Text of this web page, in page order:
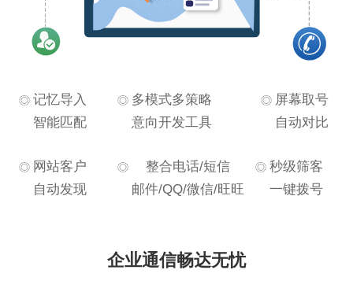
记忆导入
智能匹配
多模式多策略
意向开发工具
屏幕取号
自动对比
网站客户
自动发现
整合电话/短信
邮件/QQ/微信/旺旺
秒级筛客
一键拨号
企业通信畅达无忧